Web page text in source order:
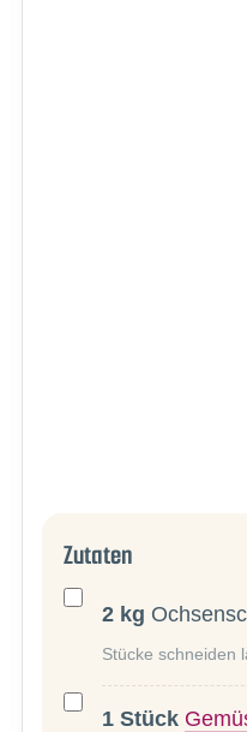
Zutaten
2 kg
Stücke schneiden
1 Stück